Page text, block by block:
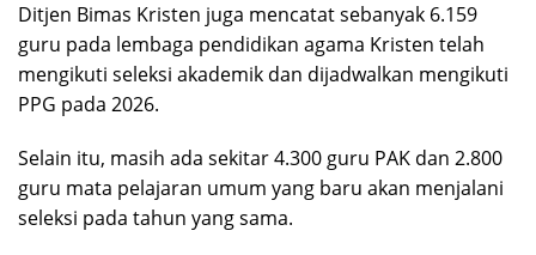
Ditjen Bimas Kristen juga mencatat sebanyak 6.159
guru pada lembaga pendidikan agama Kristen telah
mengikuti seleksi akademik dan dijadwalkan mengikuti
PPG pada 2026.
Selain itu, masih ada sekitar 4.300 guru PAK dan 2.800
guru mata pelajaran umum yang baru akan menjalani
seleksi pada tahun yang sama.